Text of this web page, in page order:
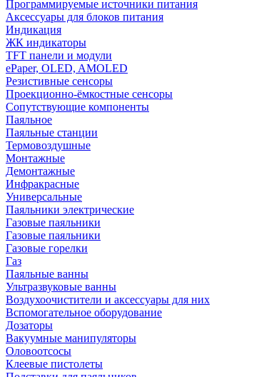
Программируемые источники питания
Аксессуары для блоков питания
Индикация
ЖК индикаторы
TFT панели и модули
ePaper, OLED, AMOLED
Резистивные сенсоры
Проекционно-ёмкостные сенсоры
Сопутствующие компоненты
Паяльное
Паяльные станции
Термовоздушные
Монтажные
Демонтажные
Инфракрасные
Универсальные
Паяльники электрические
Газовые паяльники
Газовые паяльники
Газовые горелки
Газ
Паяльные ванны
Ультразвуковые ванны
Воздухоочистители и аксессуары для них
Вспомогательное оборудование
Дозаторы
Вакуумные манипуляторы
Оловоотсосы
Клеевые пистолеты